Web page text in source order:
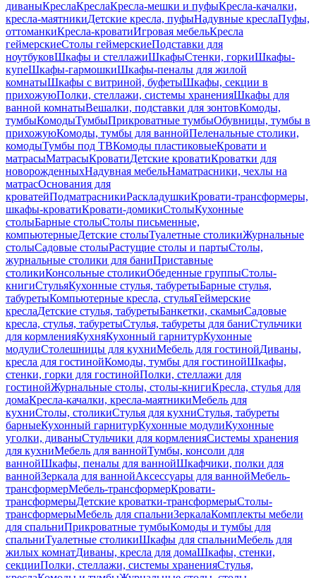
диваныКреслаКреслаКресла-мешки и пуфыКресла-качалки,
кресла-маятникиДетские кресла, пуфыНадувные креслаПуфы,
оттоманкиКресла-кроватиИгровая мебельКресла
геймерскиеСтолы геймерскиеПодставки для
ноутбуковШкафы и стеллажиШкафыСтенки, горкиШкафы-
купеШкафы-гармошкиШкафы-пеналы для жилой
комнатыШкафы с витриной, буфетыШкафы, секции в
прихожуюПолки, стеллажи, системы храненияШкафы для
ванной комнатыВешалки, подставки для зонтовКомоды,
тумбыКомодыТумбыПрикроватные тумбыОбувницы, тумбы в
прихожуюКомоды, тумбы для ваннойПеленальные столики,
комодыТумбы под ТВКомоды пластиковыеКровати и
матрасыМатрасыКроватиДетские кроватиКроватки для
новорожденныхНадувная мебельНаматрасники, чехлы на
матрасОснования для
кроватейПодматрасникиРаскладушкиКровати-трансформеры,
шкафы-кроватиКровати-домикиСтолыКухонные
столыБарные столыСтолы письменные,
компьютерныеДетские столыТуалетные столикиЖурнальные
столыСадовые столыРастущие столы и партыСтолы,
журнальные столики для баниПриставные
столикиКонсольные столикиОбеденные группыСтолы-
книгиСтульяКухонные стулья, табуретыБарные стулья,
табуретыКомпьютерные кресла, стульяГеймерские
креслаДетские стулья, табуретыБанкетки, скамьиСадовые
кресла, стулья, табуретыСтулья, табуреты для баниСтульчики
для кормленияКухняКухонный гарнитурКухонные
модулиСтолешницы для кухниМебель для гостинойДиваны,
кресла для гостинойКомоды, тумбы для гостинойШкафы,
стенки, горки для гостинойПолки, стеллажи для
гостинойЖурнальные столы, столы-книгиКресла, стулья для
домаКресла-качалки, кресла-маятникиМебель для
кухниСтолы, столикиСтулья для кухниСтулья, табуреты
барныеКухонный гарнитурКухонные модулиКухонные
уголки, диваныСтульчики для кормленияСистемы хранения
для кухниМебель для ваннойТумбы, консоли для
ваннойШкафы, пеналы для ваннойШкафчики, полки для
ваннойЗеркала для ваннойАксессуары для ваннойМебель-
трансформерМебель-трансформерКровати-
трансформерыДетские кроватки-трансформерыСтолы-
трансформерыМебель для спальниЗеркалаКомплекты мебели
для спальниПрикроватные тумбыКомоды и тумбы для
спальниТуалетные столикиШкафы для спальниМебель для
жилых комнатДиваны, кресла для домаШкафы, стенки,
секцииПолки, стеллажи, системы храненияСтулья,